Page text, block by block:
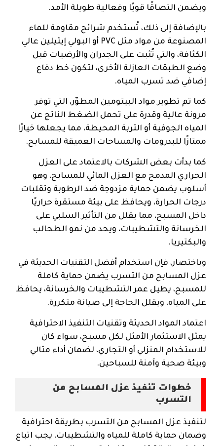
ويضمن التصاقًا قويًا وفعالية طويلة الأمد.
بالإضافة إلى ذلك، تُستخدم شرائح مقاومة للماء
المصنوعة من مواد مثل PVC أو البولي إيثيلين عالي
الكثافة، والتي تُثبت على الجدران والأرضيات قبل
وضع الطبقات العازلة الأخرى، لتكون خط دفاع
إضافي ضد تسرب المياه.
كما تم تطوير مواد البيتومين المطوّر، التي توفر
مرونة عالية وقدرة على تحمل الضغط الناتج عن
المياه الجوفية أو التربة المحيطة، مما يجعلها خيارًا
ممتازًا للبدرومات والمساحات العميقة للمسابح.
كما بدأت بعض الشركات بالاعتماد على العزل
الحراري المدمج مع العزل المائي للمسابح، وهو
أسلوب يضمن حماية مزدوجة ضد الرطوبة وتقلبات
درجات الحرارة، ويحافظ على بيئة مستقرة حراريًا
داخل المسبح، مما يقلل من التأثير السلبي على
الخرسانة والتشطيبات، ويحد من نمو الطحالب
والبكتيريا.
وباختصار، فإن استخدام أفضل التقنيات الحديثة في
عزل المسابح من التسرب يضمن حماية كاملة
للمسبح، يطيل عمر التشطيبات والخرسانة، يحافظ
على المياه، ويقلل الحاجة إلى صيانة متكررة.
اعتماد المواد الحديثة وتقنيات التنفيذ الاحترافية
يمثل الاستثمار الأمثل لكل مسبح، سواء كان
للاستخدام المنزلي أو التجاري، لضمان أداء مثالي
وبيئة صحية وآمنة للسباحين.
خطوات تنفيذ عزل المسابح من
التسرب
لتنفيذ عزل المسابح من التسرب بطريقة احترافية
وضمان حماية كاملة للمياه والتشطيبات، يجب اتباع